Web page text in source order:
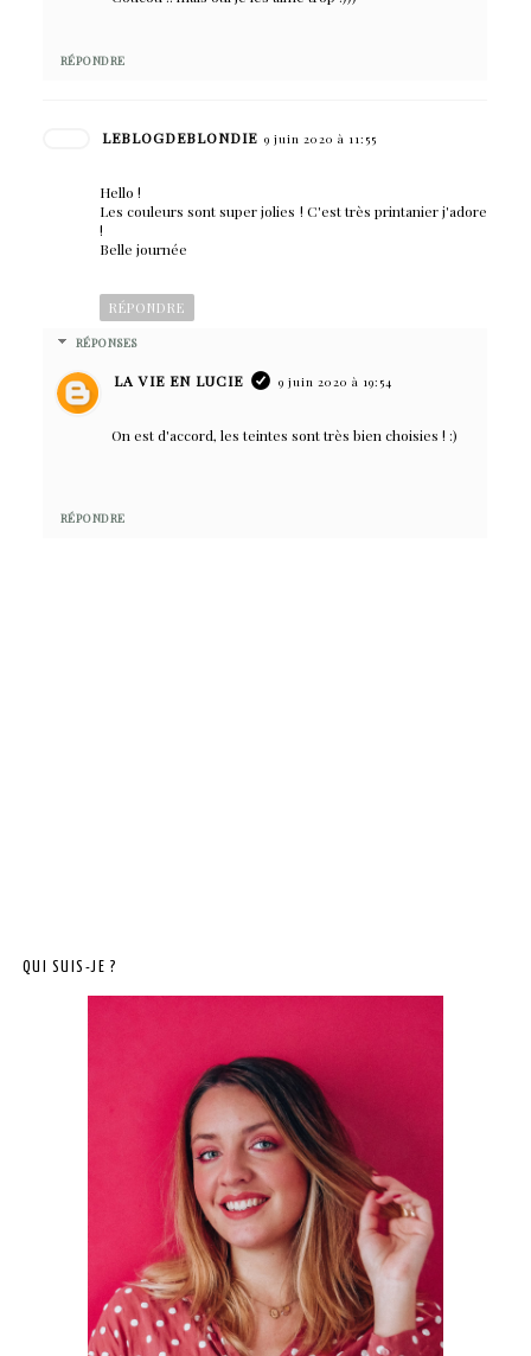
RÉPONDRE
LEBLOGDEBLONDIE 9 juin 2020 à 11:55
Hello !
Les couleurs sont super jolies ! C'est très printanier j'adore
!
Belle journée
RÉPONDRE
RÉPONSES
LA VIE EN LUCIE 9 juin 2020 à 19:54
On est d'accord, les teintes sont très bien choisies ! :)
RÉPONDRE
QUI SUIS-JE ?